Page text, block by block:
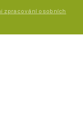
zpracování osobních